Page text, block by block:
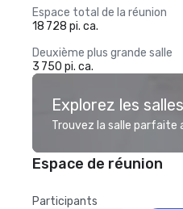
Espace total de la réunion
18 728 pi. ca.
Deuxième plus grande salle
3 750 pi. ca.
Explorez les
Trouvez la salle parfaite
Espace de réunion
Participants